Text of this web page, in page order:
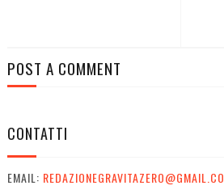
POST A COMMENT
CONTATTI
EMAIL: